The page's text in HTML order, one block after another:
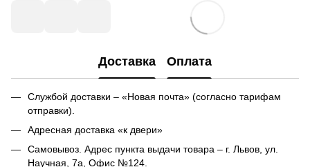
Доставка Оплата
Службой доставки – «Новая почта» (согласно тарифам
отправки).
Адресная доставка «к двери»
Самовывоз. Адрес пункта выдачи товара – г. Львов, ул.
Научная, 7а, Офис №124.